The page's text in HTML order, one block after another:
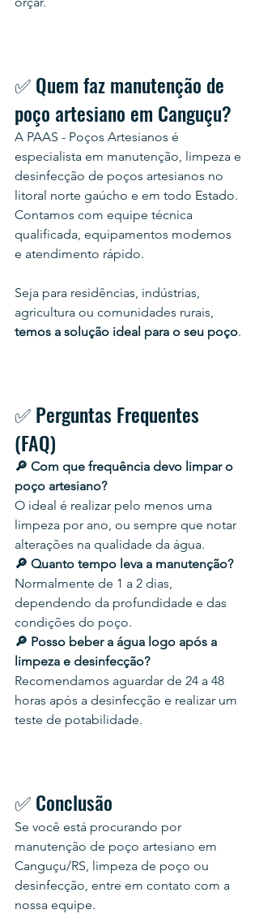
✅ Quem faz manutenção de
poço artesiano em Canguçu?
A PAAS - Poços Artesianos é
especialista em manutenção, limpeza e
desinfecção de poços artesianos no
litoral norte gaúcho e em todo Estado.
Contamos com equipe técnica
qualificada, equipamentos modernos
e atendimento rápido.
Seja para residências, indústrias,
agricultura ou comunidades rurais,
temos a solução ideal para o seu poço.
✅ Perguntas Frequentes
(FAQ)
🔎 Com que frequência devo limpar o
poço artesiano?
O ideal é realizar pelo menos uma
limpeza por ano, ou sempre que notar
alterações na qualidade da água.
🔎 Quanto tempo leva a manutenção?
Normalmente de 1 a 2 dias,
dependendo da profundidade e das
condições do poço.
🔎 Posso beber a água logo após a
limpeza e desinfecção?
Recomendamos aguardar de 24 a 48
horas após a desinfecção e realizar um
teste de potabilidade.
✅ Conclusão
Se você está procurando por
manutenção de poço artesiano em
Canguçu/RS, limpeza de poço ou
desinfecção, entre em contato com a
nossa equipe.